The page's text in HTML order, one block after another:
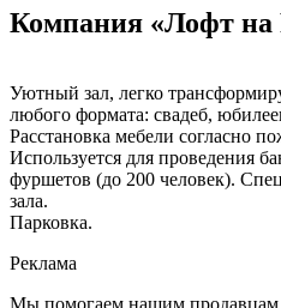
Компания «Лофт на
Уютный зал, легко
любого формата: свадеб,
Расстановка мебели согласно
Используется для проведения
фуршетов (до 200 человек).
зала.
Парковка.
Реклама
Мы помогаем нашим продавцам